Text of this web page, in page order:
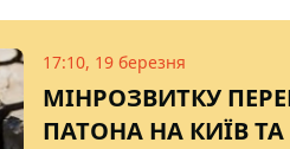
17:10, 19 березня
МІНРОЗВИТКУ
ПАТОНА НА КИЇВ